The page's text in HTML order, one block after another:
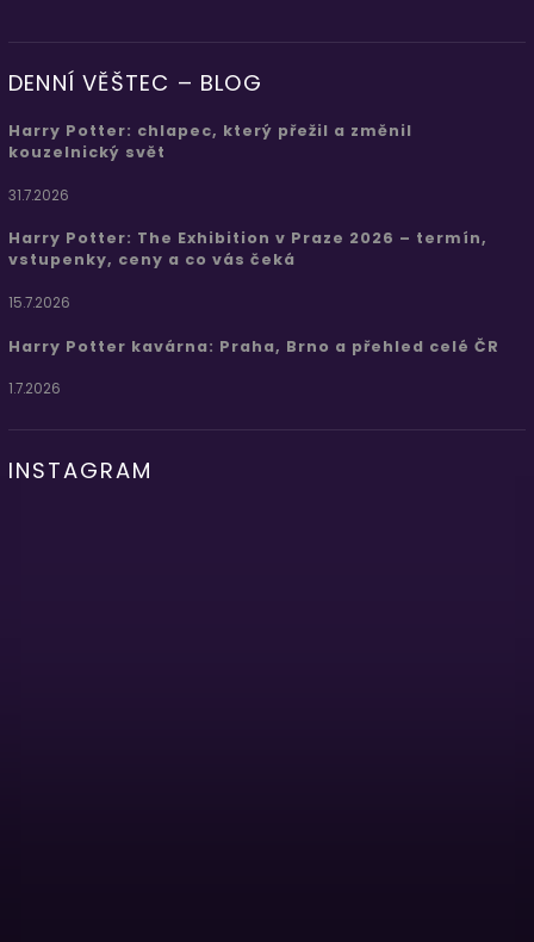
DENNÍ VĚŠTEC – BLOG
Harry Potter: chlapec, který přežil a změnil
kouzelnický svět
31.7.2026
Harry Potter: The Exhibition v Praze 2026 – termín,
vstupenky, ceny a co vás čeká
15.7.2026
Harry Potter kavárna: Praha, Brno a přehled celé ČR
1.7.2026
INSTAGRAM